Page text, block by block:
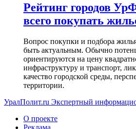
Рейтинг городов
всего покупать
Вопрос покупки и подбора
быть актуальным. Обычно
ориентируются на цену
инфраструктуру и транспорт,
качество городской среды,
территории.
УралПолит.ru Экспертный
О проекте
Реклама